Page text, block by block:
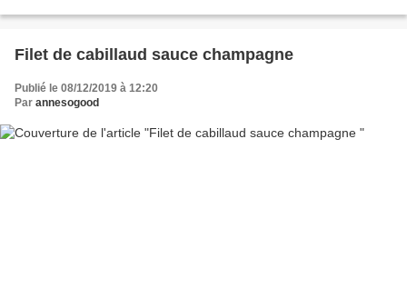
Filet de cabillaud sauce champagne
Publié le 08/12/2019 à 12:20
Par annesogood